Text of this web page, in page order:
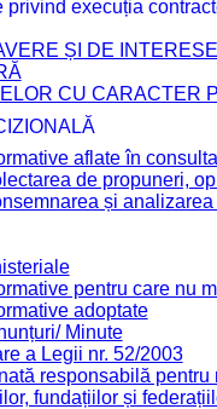
privind execuția
ȘI DE INTERESE
CU CARACTER
aflate în
de propuneri,
și
pentru care nu
adoptate
Minute
a Legii nr. 52/2003
responsabilă
fundațiilor și